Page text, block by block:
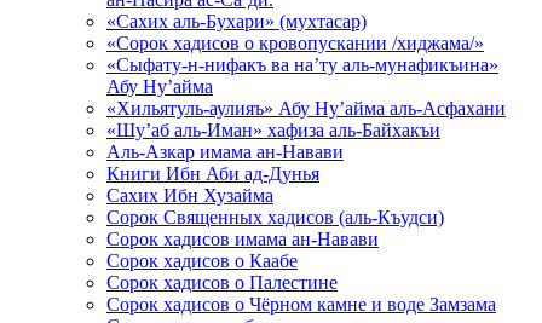
«Сахих аль-Бухари» (мухтасар)
«Сорок хадисов о кровопускании /хиджама/»
«Сыфату-н-нифакъ ва на’ту аль-мунафикъина»
Абу Ну’айма
«Хильятуль-аулияъ» Абу Ну’айма аль-Асфахани
«Шу’аб аль-Иман» хафиза аль-Байхакъи
Аль-Азкар имама ан-Навави
Книги Ибн Аби ад-Дунья
Сахих Ибн Хузайма
Сорок Священных хадисов (аль-Къудси)
Сорок хадисов имама ан-Навави
Сорок хадисов о Каабе
Сорок хадисов о Палестине
Сорок хадисов о Чёрном камне и воде Замзама